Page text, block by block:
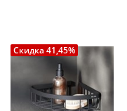
Скидка 41,45%